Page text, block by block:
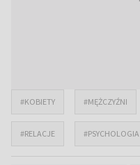
#KOBIETY #MĘŻCZYŹNI
#RELACJE #PSYCHOLOGIA